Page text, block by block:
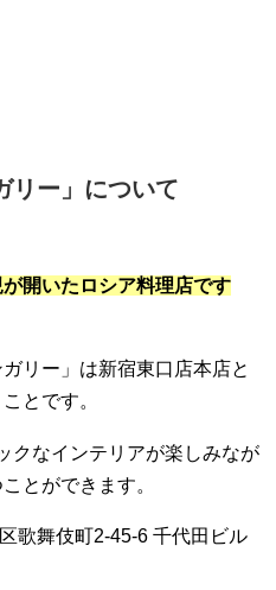
リー」について
開いたロシア料理店です
リー」は新宿東口店本店と
とです。
クなインテリアが楽しみなが
とができます。
歌舞伎町2-45-6 千代田ビル